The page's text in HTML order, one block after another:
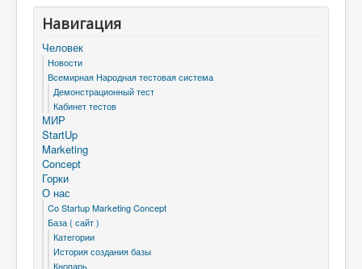
Навигация
Человек
Новости
Всемирная Народная тестовая система
Демонстрационный тест
Кабинет тестов
МИР
StartUp
Marketing
Concept
Горки
О нас
Co Startup Marketing Concept
База ( сайт )
Категории
История создания базы
Кнопарь